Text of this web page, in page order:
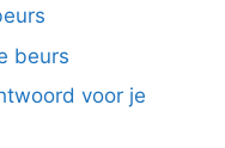
beurs
voor je